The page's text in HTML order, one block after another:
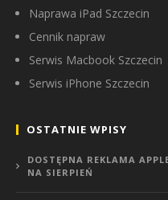
Naprawa iPad Szczecin
Cennik napraw
Serwis Macbook Szczecin
Serwis iPhone Szczecin
OSTATNIE WPISY
DOSTĘPNA REKLAMA
NA SIERPIEŃ